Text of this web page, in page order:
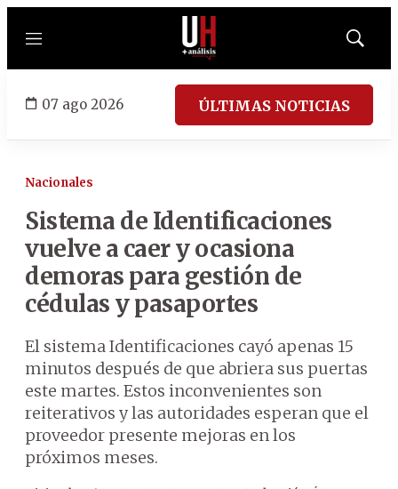
Menú
Mostrar
07 ago 2026 ÚLTIMAS NOTICIAS
Nacionales
Sistema de Identificaciones
vuelve a caer y ocasiona
demoras para gestión de
cédulas y pasaportes
El sistema Identificaciones cayó apenas 15
minutos después de que abriera sus puertas
este martes. Estos inconvenientes son
reiterativos y las autoridades esperan que el
proveedor presente mejoras en los
próximos meses.